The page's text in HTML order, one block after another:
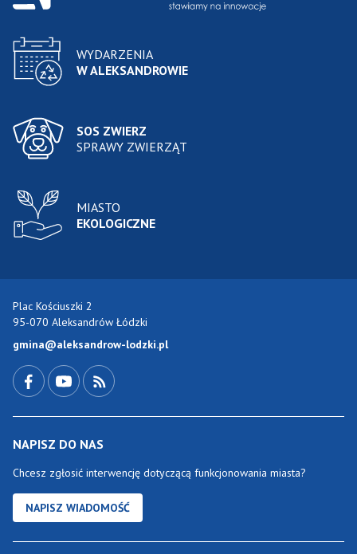
WYDARZENIA
W ALEKSANDROWIE
SOS ZWIERZ
SPRAWY ZWIERZĄT
MIASTO
EKOLOGICZNE
Plac Kościuszki 2
95-070 Aleksandrów Łódzki
gmina@aleksandrow-lodzki.pl
NAPISZ DO NAS
Chcesz zgłosić interwencję dotyczącą funkcjonowania miasta?
NAPISZ WIADOMOŚĆ